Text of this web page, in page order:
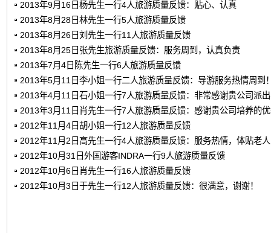
2013年9月16日杨先生一行4人旅游质量反馈：贴心、认真
2013年8月28日林先生一行5人旅游质量反馈
2013年8月26日刘先生一行11人旅游质量反馈
2013年8月25日张先生旅游质量反馈：服务周到，认真负责
2013年7月4日陈先生一行6人旅游质量反馈
2013年5月11日李小姐一行二人旅游质量反馈：导游服务热情周到
2013年4月11日石小姐一行7人旅游质量反馈：非常感谢贵公司派
2013年3月11日肖先生一行7人旅游质量反馈：感谢贵公司培养的
2012年11月4日胡小姐一行12人旅游质量反馈
2012年11月2日高先生一行4人旅游质量反馈：服务热情，体贴老
2012年10月31日外国游客INDRA一行9人旅游质量反馈
2012年10月6日肖先生一行16人旅游质量反馈
2012年10月3日于先生一行12人旅游质量反馈：很满意，谢谢！